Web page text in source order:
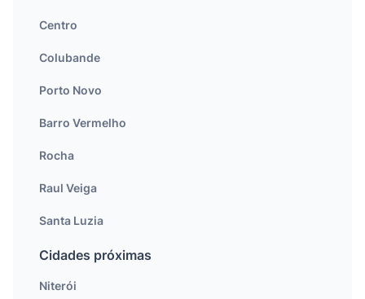
Centro
Colubande
Porto Novo
Barro Vermelho
Rocha
Raul Veiga
Santa Luzia
Cidades próximas
Niterói